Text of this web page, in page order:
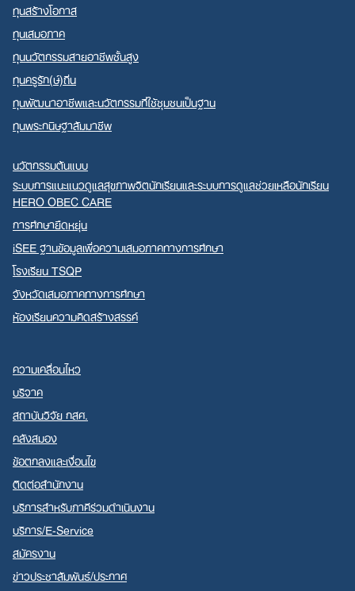
ทุนสร้างโอกาส
ทุนเสมอภาค
ทุนนวัตกรรมสายอาชีพชั้นสูง
ทุนครูรัก(ษ์)ถิ่น
ทุนพัฒนาอาชีพและนวัตกรรมที่ใช้ชุมชนเป็นฐาน
ทุนพระกนิษฐาสัมมาชีพ
นวัตกรรมต้นแบบ
ระบบการแนะแนวดูแลสุขภาพจิตนักเรียนและระบบการดูแลช่วยเหลือนักเรียน
HERO OBEC CARE
การศึกษายืดหยุ่น
iSEE ฐานข้อมูลเพื่อความเสมอภาคทางการศึกษา
โรงเรียน TSQP
จังหวัดเสมอภาคทางการศึกษา
ห้องเรียนความคิดสร้างสรรค์
ความเคลื่อนไหว
บริจาค
สถาบันวิจัย กสศ.
คลังสมอง
ข้อตกลงและเงื่อนไข
ติดต่อสำนักงาน
บริการสำหรับภาคีร่วมดำเนินงาน
บริการ/E-Service
สมัครงาน
ข่าวประชาสัมพันธ์/ประกาศ